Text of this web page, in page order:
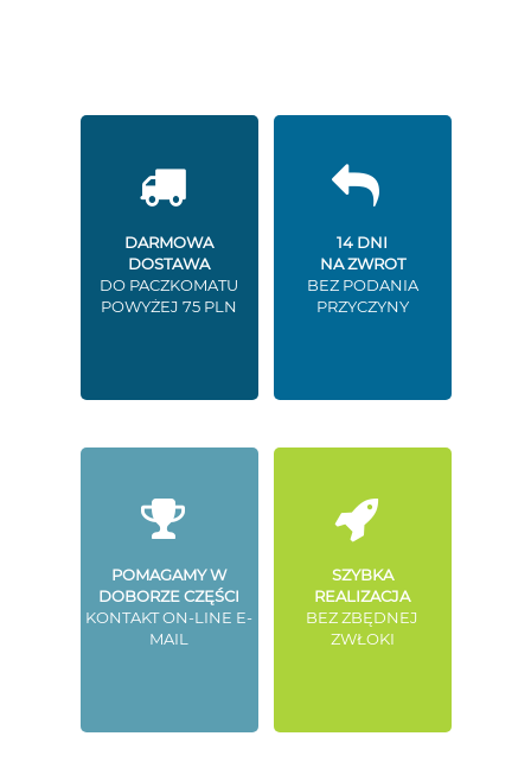
DARMOWA
DOSTAWA
DO PACZKOMATU
POWYŻEJ 75 PLN
14 DNI
NA ZWROT
BEZ PODANIA
PRZYCZYNY
POMAGAMY W
DOBORZE CZĘŚCI
KONTAKT ON-LINE E-
MAIL
SZYBKA
REALIZACJA
BEZ ZBĘDNEJ
ZWŁOKI